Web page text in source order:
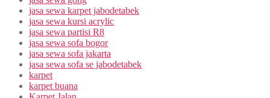
jasa sewa karpet jabodetabek
jasa sewa kursi acrylic
jasa sewa partisi R8
jasa sewa sofa bogor
jasa sewa sofa jakarta
jasa sewa sofa se jabodetabek
karpet
karpet buana